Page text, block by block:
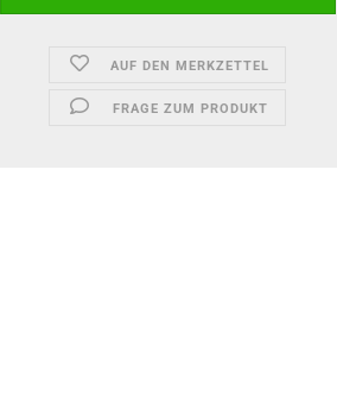
AUF DEN MERKZETTEL
FRAGE ZUM PRODUKT